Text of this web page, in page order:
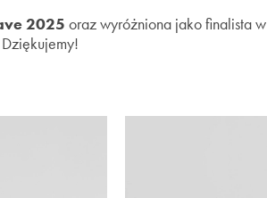
2025 oraz wyróżniona jako finalista w